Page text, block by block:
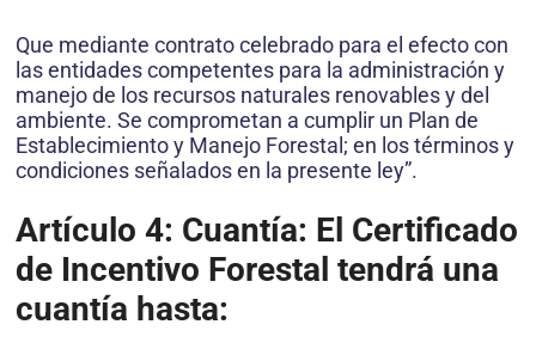
Que mediante contrato celebrado para el efecto con
las entidades competentes para la administración y
manejo de los recursos naturales renovables y del
ambiente. Se comprometan a cumplir un Plan de
Establecimiento y Manejo Forestal; en los términos y
condiciones señalados en la presente ley”.
Artículo 4: Cuantía: El Certificado
de Incentivo Forestal tendrá una
cuantía hasta: